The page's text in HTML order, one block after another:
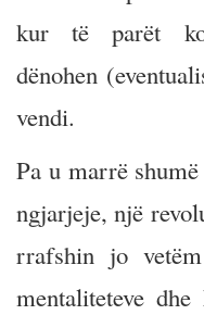
kur të parët
dënohen
vendi.
Pa u marrë
ngjarjeje, një
rrafshin jo
mentaliteteve